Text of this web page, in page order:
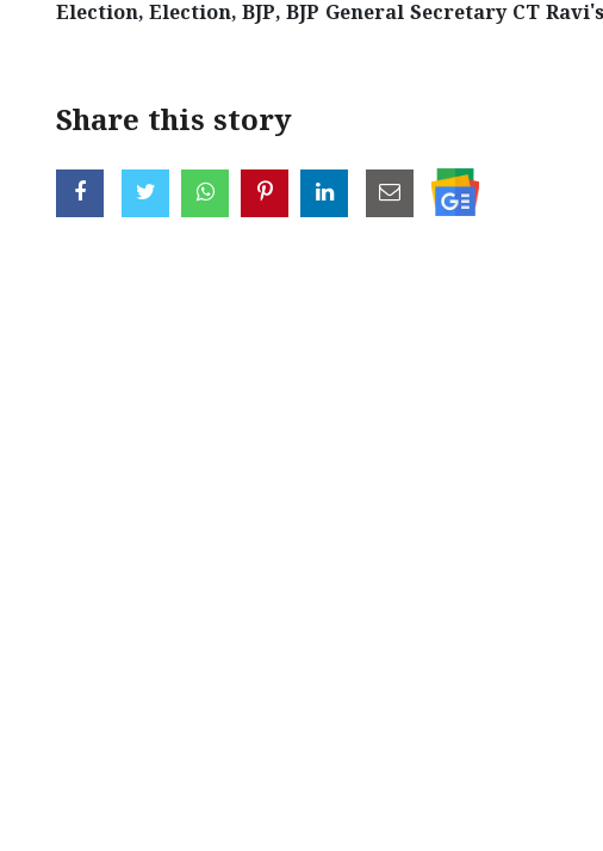
Election, Election, BJP, BJP General Secretary CT
Share this story